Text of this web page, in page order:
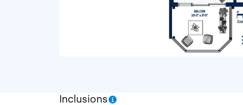
Inclusions